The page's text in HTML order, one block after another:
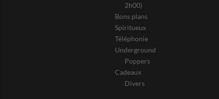
2h00)
Bons plans
Spiritueux
Téléphonie
Underground
Poppers
Cadeaux
Divers